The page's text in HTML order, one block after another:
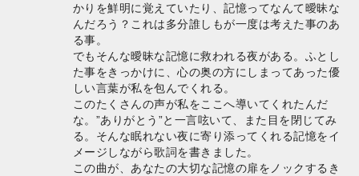
かりを鮮明に覚えていたり、記憶ってなんて曖昧な
んだろう？これは多分誰しもが一度は考えた事のあ
る事。
でもそんな曖昧な記憶に救われる夜がある。ふとし
た事をきっかけに、心の奥の方にしまってあった優
しい言葉が私を包んでくれる。
このたくさんの声が私をここへ導いてくれたんだ
な。”ありがとう”と一言呟いて、また目を閉じてみ
る。そんな眠れない夜に寄り添ってくれる記憶をイ
メージしながら歌詞を書きました。
この曲が、あなたの大切な記憶の扉をノックするき